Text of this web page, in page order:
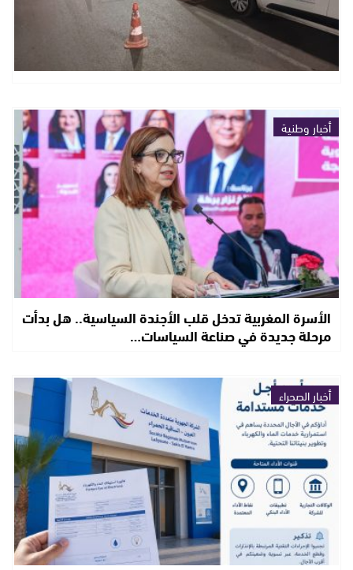
أخبار وطنية
الأسرة المغربية تدخل قلب الأجندة السياسية.. هل بدأت
مرحلة جديدة في صناعة السياسات…
أخبار الصحراء